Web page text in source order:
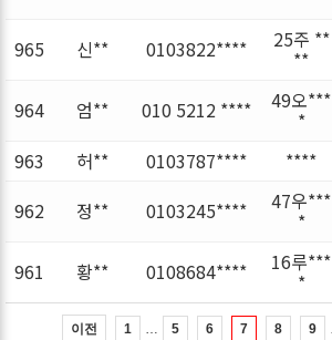
965 신** 0103822**** 25주 **
**
964 엄** 010 5212 **** 49오***
*
963
허** 0103787**** ****
962
정** 0103245**** 47우***
*
961 황** 0108684**** 16루***
*
이전 1 5 6 7 8 9